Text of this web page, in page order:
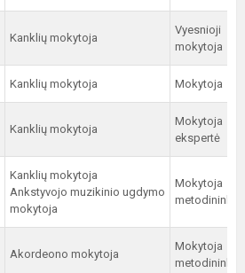
Kanklių mokytoja
Vyesnioji
mokytoja
Kanklių mokytoja Mokytoja
Kanklių mokytoja
Mokytoja
ekspertė
Kanklių mokytoja
Ankstyvojo muzikinio ugdymo
mokytoja
Mokytoja
metodininkė
Akordeono mokytoja
Mokytoja
metodininkė